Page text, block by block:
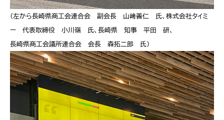
（左から長崎県商工会連合会 副会長 山﨑善仁 氏、株式会社タイミ
ー 代表取締役 小川嶺 氏、長崎県 知事 平田 研、
長崎県商工会議所連合会 会長 森拓二郎 氏）